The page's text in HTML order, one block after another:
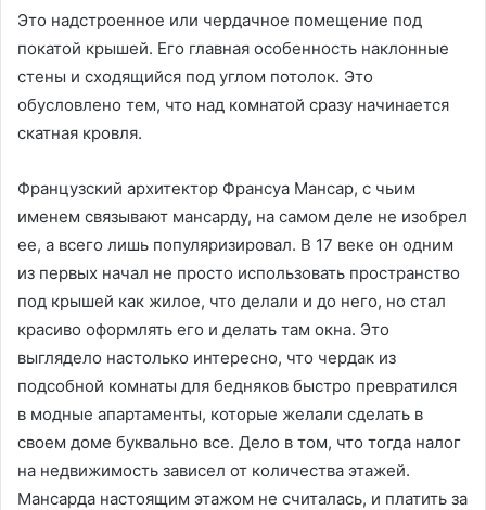
Это надстроенное или чердачное помещение под
покатой крышей. Его главная особенность наклонные
стены и сходящийся под углом потолок. Это
обусловлено тем, что над комнатой сразу начинается
скатная кровля.
Французский архитектор Франсуа Мансар, с чьим
именем связывают мансарду, на самом деле не изобрел
ее, а всего лишь популяризировал. В 17 веке он одним
из первых начал не просто использовать пространство
под крышей как жилое, что делали и до него, но стал
красиво оформлять его и делать там окна. Это
выглядело настолько интересно, что чердак из
подсобной комнаты для бедняков быстро превратился
в модные апартаменты, которые желали сделать в
своем доме буквально все. Дело в том, что тогда налог
на недвижимость зависел от количества этажей.
Мансарда настоящим этажом не считалась, и платить за